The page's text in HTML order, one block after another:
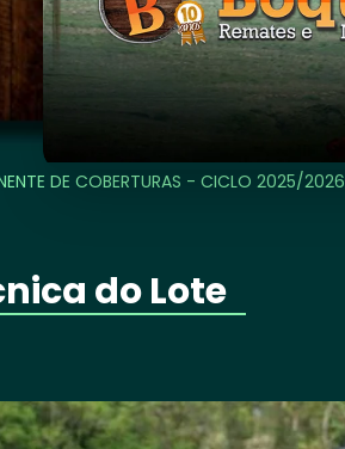
DE COBERTURAS - CICLO 2025/2026
do Lote